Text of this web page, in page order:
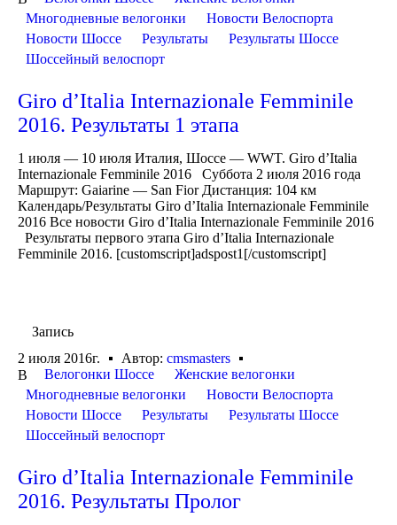
Многодневные велогонки
Новости Велоспорта
Новости Шоссе
Результаты
Результаты Шоссе
Шоссейный велоспорт
Giro d’Italia Internazionale Femminile
2016. Результаты 1 этапа
1 июля — 10 июля Италия, Шоссе — WWT. Giro d’Italia
Internazionale Femminile 2016 Суббота 2 июля 2016 года
Маршрут: Gaiarine — San Fior Дистанция: 104 км
Календарь/Результаты Giro d’Italia Internazionale Femminile
2016 Все новости Giro d’Italia Internazionale Femminile 2016
Результаты первого этапа Giro d’Italia Internazionale
Femminile 2016. [customscript]adspost1[/customscript]
Запись
2 июля 2016г.
Автор: cmsmasters
В
Велогонки Шоссе
Женские велогонки
Многодневные велогонки
Новости Велоспорта
Новости Шоссе
Результаты
Результаты Шоссе
Шоссейный велоспорт
Giro d’Italia Internazionale Femminile
2016. Результаты Пролог